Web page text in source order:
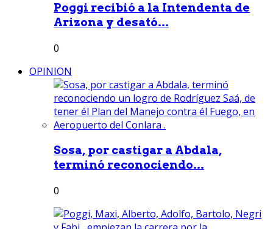
Poggi recibió a la Intendenta de
Arizona y desató...
0
OPINION
Sosa, por castigar a Abdala,
terminó reconociendo...
0